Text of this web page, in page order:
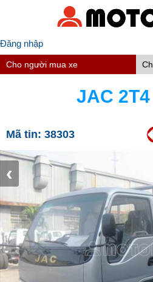
Đăng nhập
Cho người mua xe
JAC
Mã tin: 38303
‹